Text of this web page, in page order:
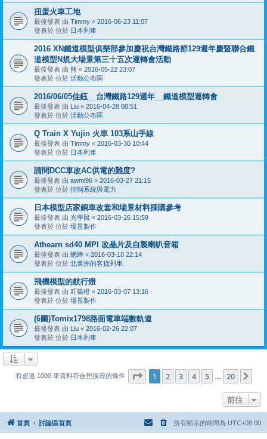
扭蛋火車工地
最後發表 由 Timmy « 2016-06-23 11:07
發表於 位於 日本列車
2016 XN鐵道模型俱樂部參加慶祝台灣鐵路節129週年慶暨聯合鐵
道模型N規大場景第三十五次運轉會活動
最後發表 由 熊 « 2016-05-22 23:07
發表於 位於 活動公布區
2016/06/05佳鈺__台灣鐵路129週年__鐵道模型運轉會
最後發表 由 Liu « 2016-04-28 08:51
發表於 位於 活動公布區
Q Train X Yujin 火車 103系山手線
最後發表 由 Timmy « 2016-03-30 10:44
發表於 位於 日本列車
請問DCC車改AC供電的難度?
最後發表 由 awml96 « 2016-03-27 21:15
發表於 位於 控制系統與電力
日本模型店家銅車改套和場景材料採購參考
最後發表 由 光學鼠 « 2016-03-26 15:59
發表於 位於 場景製作
Athearn sd40 MPI 改晶片及自製喇叭音箱
最後發表 由 蟋蟀 « 2016-03-10 22:14
發表於 位於 北美洲的客貨列車
飛機模型的航行燈
最後發表 由 叮噹橙 « 2016-03-07 13:16
發表於 位於 場景製作
(6圖)Tomix1798路面電車端數軌道
最後發表 由 Liu « 2016-02-26 22:07
發表於 位於 日本列車
有超過 1000 筆資料符合您搜尋的條件 第 1 頁 (共20 頁)
1 2 3 4 5 20
前往
首頁 討論區首頁 所有顯示的時間為 UTC+08:00